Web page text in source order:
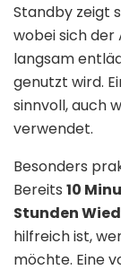
Standby zeigt
wobei sich der
langsam
genutzt wird.
sinnvoll, auch
verwendet.
Besonders
Bereits 10
Stunden
hilfreich ist,
möchte. Eine